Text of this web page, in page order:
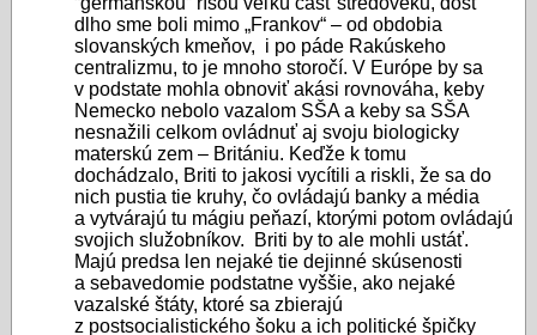
dlho sme boli mimo „Frankov“ – od obdobia
slovanských kmeňov, i po páde Rakúskeho
centralizmu, to je mnoho storočí. V Európe by sa
v podstate mohla obnoviť akási rovnováha, keby
Nemecko nebolo vazalom SŠA a keby sa SŠA
nesnažili celkom ovládnuť aj svoju biologicky
materskú zem – Britániu. Keďže k tomu
dochádzalo, Briti to jakosi vycítili a riskli, že sa do
nich pustia tie kruhy, čo ovládajú banky a média
a vytvárajú tu mágiu peňazí, ktorými potom ovládajú
svojich služobníkov. Briti by to ale mohli ustáť.
Majú predsa len nejaké tie dejinné skúsenosti
a sebavedomie podstatne vyššie, ako nejaké
vazalské štáty, ktoré sa zbierajú
z postsocialistického šoku a ich politické špičky